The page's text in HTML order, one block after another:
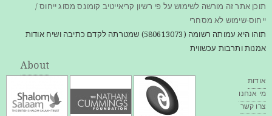
תוכן אתר זה מורשה לשימוש על פי רשיון קריאייטיב קומונס מסוג ייחוס /
ייחוס-שימוש לא מסחרי
תוהו היא עמותה רשומה (580613073) שמטרתה לקדם כתיבה ושיח אודות
אמנות ותרבות עכשווית
About
אודות
מי אנחנו
צרו קשר